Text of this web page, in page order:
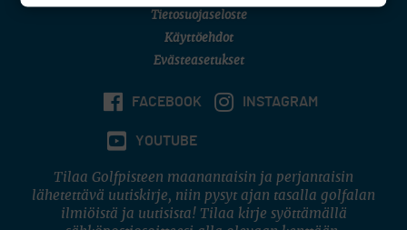
Tietosuojaseloste
Käyttöehdot
Evästeasetukset
FACEBOOK INSTAGRAM
YOUTUBE
Tilaa Golfpisteen maanantaisin ja perjantaisin
lähetettävä uutiskirje, niin pysyt ajan tasalla golfalan
ilmiöistä ja uutisista! Tilaa kirje syöttämällä